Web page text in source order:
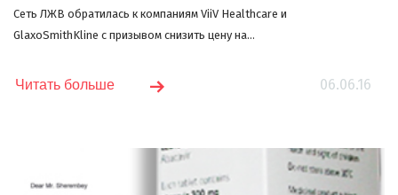
Сеть ЛЖВ обратилась к компаниям ViiV Healthcare и
GlaxoSmithKline с призывом снизить цену на...
06.06.16
Читать больше